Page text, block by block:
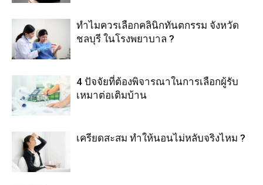
ทำไมควรเลือกคลินิกทันตกรรม จังหวัด
ชลบุรี ในโรงพยาบาล ?
4 ปัจจัยที่ต้องพิจารณาในการเลือกผู้รับ
เหมาต่อเติมบ้าน
เครียดสะสม ทำให้นอนไม่หลับจริงไหม ?